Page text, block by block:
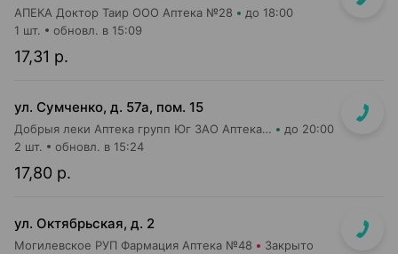
АПЕКА Доктор Таир ООО Аптека №28 до 18:00
17,31 р.
1 шт. обновл. в 15:09
ул. Сумченко, д. 57а, пом. 15
Добрыя леки Аптека групп Юг ЗАО Аптека №81 до 20:00
17,80 р.
2 шт. обновл. в 15:24
ул. Октябрьская, д. 2
Могилевское РУП Фармация Аптека №48 Закрыто